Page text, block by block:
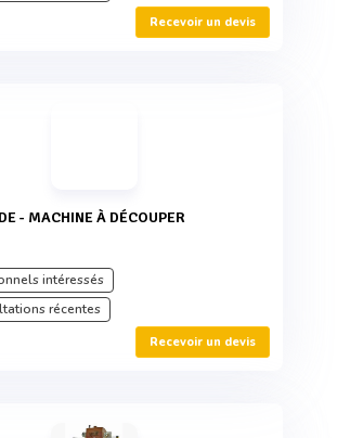
Recevoir un devis
- MACHINE À DÉCOUPER
intéressés
récentes
Recevoir un devis